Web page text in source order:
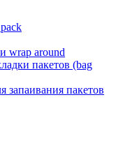
wrap around
пакетов (bag
запаивания пакетов